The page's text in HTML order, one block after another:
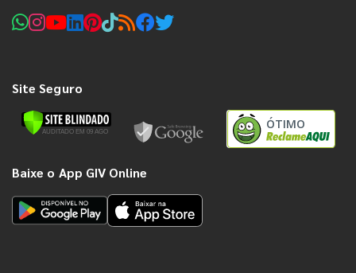
Site Seguro
ÓTIMO
Baixe o App GIV Online